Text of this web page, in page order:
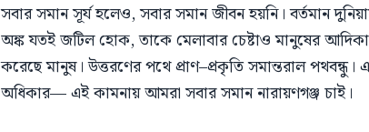
সবার সমান সূর্য হলেও, সবার সমান জীবন হয়নি। বর্তমান
অঙ্ক যতই জটিল হোক, তাকে মেলাবার চেষ্টাও মানুষের
করেছে মানুষ। উত্তরণের পথে প্রাণ–প্রকৃতি সমান্তরাল
অধিকার— এই কামনায় আমরা সবার সমান নারায়ণগঞ্জ চাই।